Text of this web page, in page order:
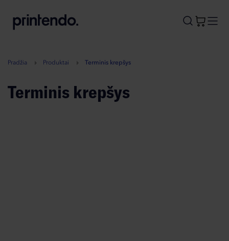
A
Pradžia Produktai Terminis krepšys
Terminis krepšys